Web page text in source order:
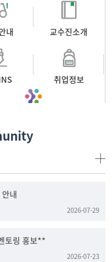
내 교수진소개
취업정보
내
2026-07-29
토링 홍보**
2026-07-23